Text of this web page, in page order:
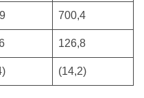
700,4
126,8
(14,2)